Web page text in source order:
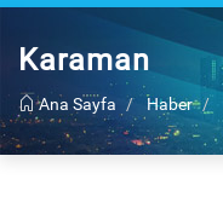
Karaman
Ana Sayfa Haber